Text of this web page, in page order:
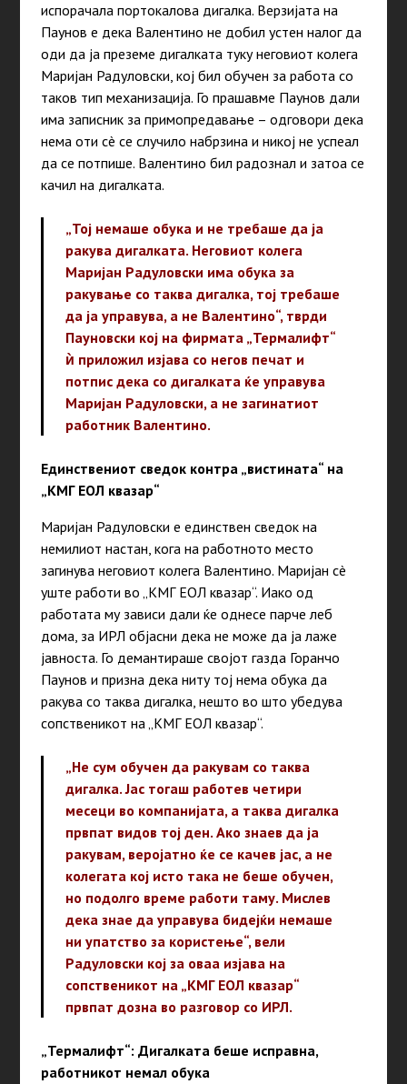
испорачала портокалова дигалка. Верзијата на
Паунов е дека Валентино не добил устен налог да
оди да ја преземе дигалката туку неговиот колега
Маријан Радуловски, кој бил обучен за работа со
таков тип механизација. Го прашавме Паунов дали
има записник за примопредавање – одговори дека
нема оти сè се случило набрзина и никој не успеал
да се потпише. Валентино бил радознал и затоа се
качил на дигалката.
„Тој немаше обука и не требаше да ја
ракува дигалката. Неговиот колега
Маријан Радуловски има обука за
ракување со таква дигалка, тој требаше
да ја управува, а не Валентино“, тврди
Пауновски кој на фирмата „Термалифт“
ѝ приложил изјава со негов печат и
потпис дека со дигалката ќе управува
Маријан Радуловски, а не загинатиот
работник Валентино.
Единствениот сведок контра „вистината“ на
„КМГ ЕОЛ квазар“
Маријан Радуловски е единствен сведок на
немилиот настан, кога на работното место
загинува неговиот колега Валентино. Маријан сè
уште работи во „КМГ ЕОЛ квазар“. Иако од
работата му зависи дали ќе однесе парче леб
дома, за ИРЛ објасни дека не може да ја лаже
јавноста. Го демантираше својот газда Горанчо
Паунов и призна дека ниту тој нема обука да
ракува со таква дигалка, нешто во што убедува
сопственикот на „КМГ ЕОЛ квазар“.
„Не сум обучен да ракувам со таква
дигалка. Јас тогаш работев четири
месеци во компанијата, а таква дигалка
првпат видов тој ден. Ако знаев да ја
ракувам, веројатно ќе се качев јас, а не
колегата кој исто така не беше обучен,
но подолго време работи таму. Мислев
дека знае да управува бидејќи немаше
ни упатство за користење“, вели
Радуловски кој за оваа изјава на
сопственикот на „КМГ ЕОЛ квазар“
првпат дозна во разговор со ИРЛ.
„Термалифт“: Дигалката беше исправна,
работникот немал обука